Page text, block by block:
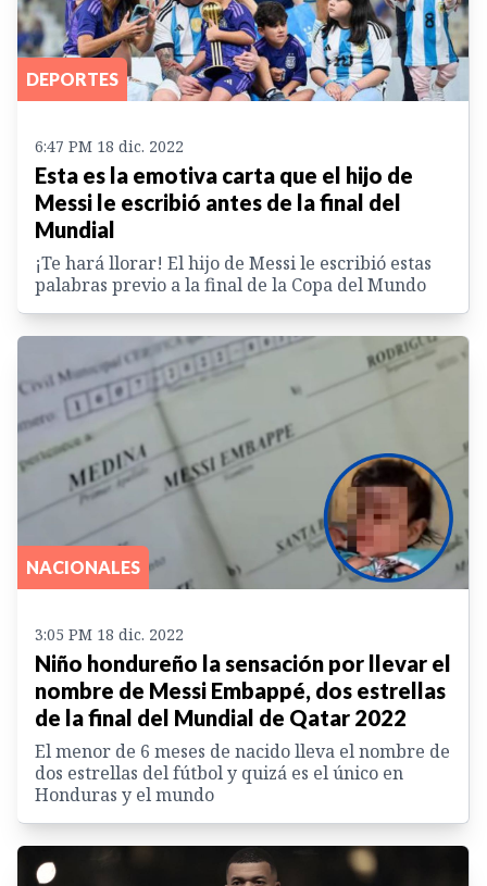
DEPORTES
6:47 PM 18 dic. 2022
Esta es la emotiva carta que el hijo de
Messi le escribió antes de la final del
Mundial
¡Te hará llorar! El hijo de Messi le escribió estas
palabras previo a la final de la Copa del Mundo
NACIONALES
3:05 PM 18 dic. 2022
Niño hondureño la sensación por llevar el
nombre de Messi Embappé, dos estrellas
de la final del Mundial de Qatar 2022
El menor de 6 meses de nacido lleva el nombre de
dos estrellas del fútbol y quizá es el único en
Honduras y el mundo